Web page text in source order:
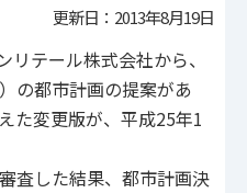
更新日：2013年8月19日
テール株式会社から、
の都市計画の提案があ
た変更版が、平成25年1
査した結果、都市計画決